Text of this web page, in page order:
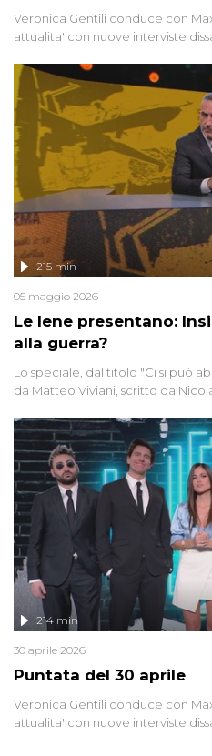
Veronica Gentili conduce con
attualita' con nuove interviste
Le Iene presentano:
alla guerra?
215 min
05 maggio 2026
Lo speciale, dal titolo "Ci si può
da Matteo Viviani, scritto da
di settore - su quanto la guerra
Anche se l'Italia non è
contesto globale rende
lontano.
Puntata del 30 aprile
214 min
30 aprile 2026
Veronica Gentili conduce con
attualita' con nuove interviste